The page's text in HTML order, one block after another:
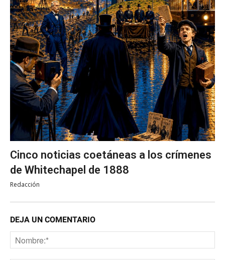
Cinco noticias coetáneas a los crímenes
de Whitechapel de 1888
Redacción
DEJA UN COMENTARIO